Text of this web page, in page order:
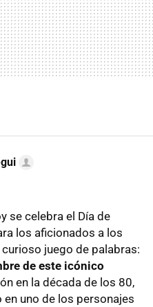
se celebra el Día de
los aficionados a los
juego de palabras:
de este icónico
en la década de los 80,
uno de los personajes